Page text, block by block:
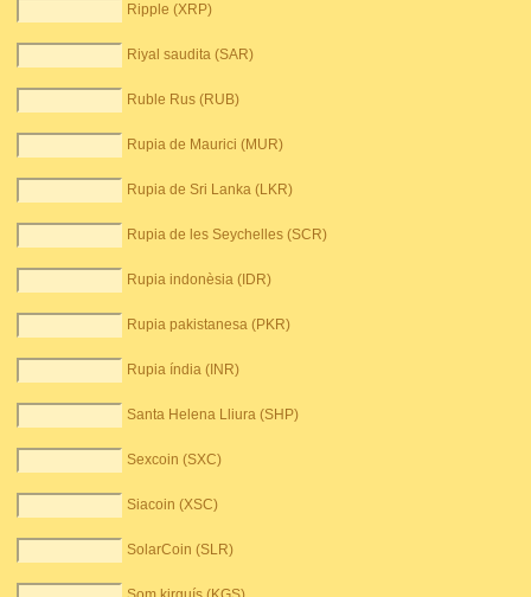
Ripple (XRP)
Riyal saudita (SAR)
Ruble Rus (RUB)
Rupia de Maurici (MUR)
Rupia de Sri Lanka (LKR)
Rupia de les Seychelles (SCR)
Rupia indonèsia (IDR)
Rupia pakistanesa (PKR)
Rupia índia (INR)
Santa Helena Lliura (SHP)
Sexcoin (SXC)
Siacoin (XSC)
SolarCoin (SLR)